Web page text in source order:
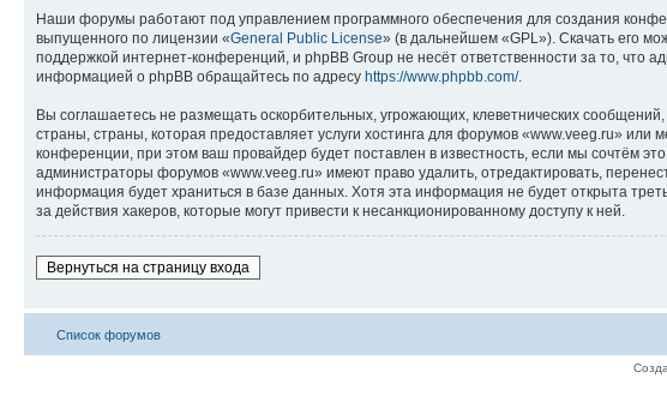
Наши форумы работают под управлением программного обеспечения для создания
выпущенного по лицензии «General Public License» (в дальнейшем «GPL»). Скачать его
поддержкой интернет-конференций, и phpBB Group не несёт ответственности за то, что
информацией о phpBB обращайтесь по адресу https://www.phpbb.com/.
Вы соглашаетесь не размещать оскорбительных, угрожающих, клеветнических
страны, страны, которая предоставляет услуги хостинга для форумов «www.veeg.ru»
конференции, при этом ваш провайдер будет поставлен в известность, если мы сочтём
администраторы форумов «www.veeg.ru» имеют право удалить, отредактировать,
информация будет храниться в базе данных. Хотя эта информация не будет открыта
за действия хакеров, которые могут привести к несанкционированному доступу к ней.
Вернуться на страницу входа
Список форумов